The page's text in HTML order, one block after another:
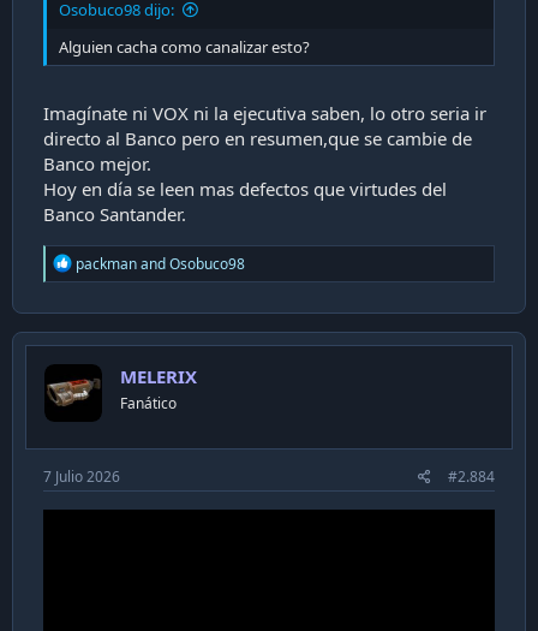
Osobuco98 dijo:
Alguien cacha como canalizar esto?
Imagínate ni VOX ni la ejecutiva saben, lo otro seria ir
directo al Banco pero en resumen,que se cambie de
Banco mejor.
Hoy en día se leen mas defectos que virtudes del
Banco Santander.
R
e
c
t
o
n
packmanandOsobuco98
MELERIX
Fanático
7 Julio 2026 #2.884